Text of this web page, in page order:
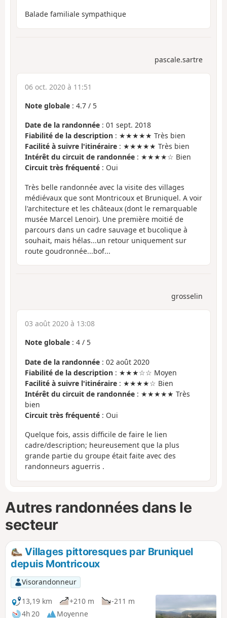
Balade familiale sympathique
pascale.sartre
06 oct. 2020 à 11:51
Note globale : 4.7 / 5
Date de la randonnée : 01 sept. 2018
Fiabilité de la description : ★★★★★ Très bien
Facilité à suivre l'itinéraire : ★★★★★ Très bien
Intérêt du circuit de randonnée : ★★★★☆ Bien
Circuit très fréquenté : Oui
Très belle randonnée avec la visite des villages
médiévaux que sont Montricoux et Bruniquel. A voir
l'architecture et les châteaux (dont le remarquable
musée Marcel Lenoir). Une première moitié de
parcours dans un cadre sauvage et bucolique à
souhait, mais hélas...un retour uniquement sur
route goudronnée...bof...
grosselin
03 août 2020 à 13:08
Note globale : 4 / 5
Date de la randonnée : 02 août 2020
Fiabilité de la description : ★★★☆☆ Moyen
Facilité à suivre l'itinéraire : ★★★★☆ Bien
Intérêt du circuit de randonnée : ★★★★★ Très
bien
Circuit très fréquenté : Oui
Quelque fois, assis difficile de faire le lien
cadre/description; heureusement que la plus
grande partie du groupe était faite avec des
randonneurs aguerris .
Autres randonnées dans le
secteur
Villages pittoresques par Bruniquel
depuis Montricoux
Visorandonneur
13,19 km
+210 m
-211 m
4h 20
Moyenne